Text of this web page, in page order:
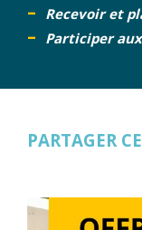
Recevoir et
Participer aux
PARTAGER